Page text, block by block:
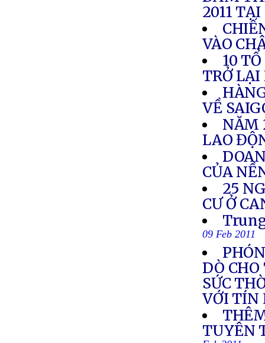
2011
VÀO
10
TRỞ LẠI
VỀ
NĂM
LAO
CỦA
25
CƯ Ở
09 Feb 2011
DÒ
SỨC
VỚI TÍN
TUYÊN